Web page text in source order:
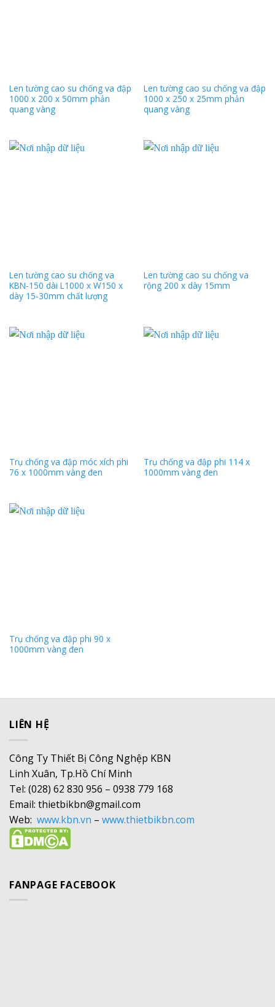
Len tường cao su chống va đập
1000 x 200 x 50mm phản
quang vàng
Len tường cao su chống va đập
1000 x 250 x 25mm phản
quang vàng
Len tường cao su chống va
KBN-150 dài L1000 x W150 x
dày 15-30mm chất lượng
Len tường cao su chống va
rộng 200 x dày 15mm
Trụ chống va đập móc xích phi
76 x 1000mm vàng đen
Trụ chống va đập phi 114 x
1000mm vàng đen
Trụ chống va đập phi 90 x
1000mm vàng đen
LIÊN HỆ
Công Ty Thiết Bị Công Nghệp KBN
Linh Xuân, Tp.Hồ Chí Minh
Tel: (028) 62 830 956 – 0938 779 168
Email: thietbikbn@gmail.com
Web: www.kbn.vn – www.thietbikbn.com
FANPAGE FACEBOOK